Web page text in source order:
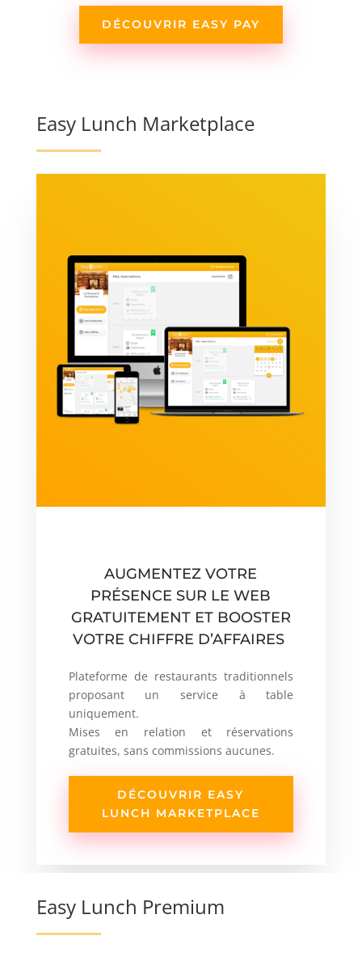
DÉCOUVRIR EASY PAY
Easy Lunch Marketplace
AUGMENTEZ VOTRE
PRÉSENCE SUR LE WEB
GRATUITEMENT ET BOOSTER
VOTRE CHIFFRE D’AFFAIRES
Plateforme de restaurants traditionnels
proposant un service à table
uniquement.
Mises en relation et réservations
gratuites, sans commissions aucunes.
DÉCOUVRIR EASY
LUNCH MARKETPLACE
Easy Lunch Premium